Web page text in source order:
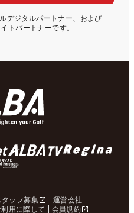
デジタルパートナー、および
トパートナーです。
タッフ募集
運営会社
利用に際して 会員規約